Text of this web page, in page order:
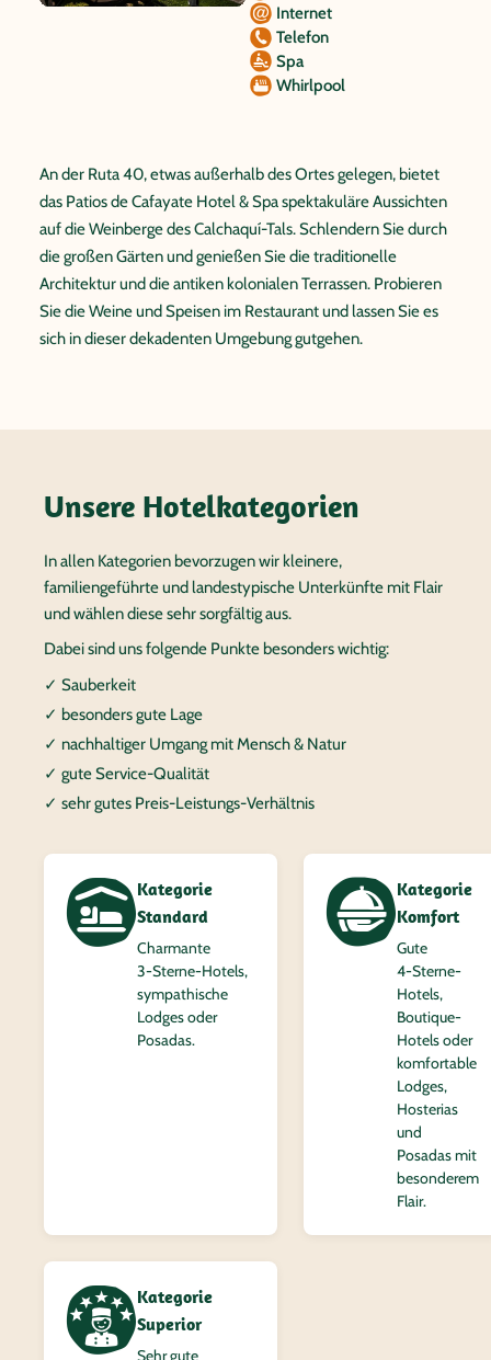
Internet
Telefon
Spa
Whirlpool
An der Ruta 40, etwas außerhalb des Ortes gelegen, bietet
das Patios de Cafayate Hotel & Spa spektakuläre Aussichten
auf die Weinberge des Calchaquí-Tals. Schlendern Sie durch
die großen Gärten und genießen Sie die traditionelle
Architektur und die antiken kolonialen Terrassen. Probieren
Sie die Weine und Speisen im Restaurant und lassen Sie es
sich in dieser dekadenten Umgebung gutgehen.
Unsere Hotelkategorien
In allen Kategorien bevorzugen wir kleinere,
familiengeführte und landestypische Unterkünfte mit Flair
und wählen diese sehr sorgfältig aus.
Dabei sind uns folgende Punkte besonders wichtig:
✓ Sauberkeit
✓ besonders gute Lage
✓ nachhaltiger Umgang mit Mensch & Natur
✓ gute Service-Qualität
✓ sehr gutes Preis-Leistungs-Verhältnis
Kategorie
Standard
Charmante
3‑Sterne-Hotels,
sympathische
Lodges oder
Posadas.
Kategorie
Komfort
Gute
4‑Sterne-
Hotels,
Boutique-
Hotels oder
komfortable
Lodges,
Hosterias
und
Posadas mit
besonderem
Flair.
Kategorie
Superior
Sehr gute